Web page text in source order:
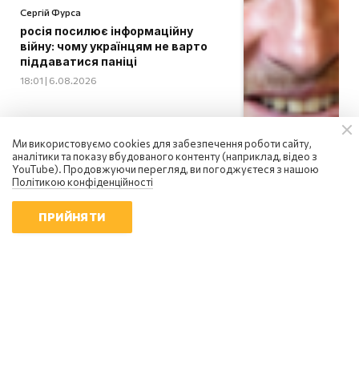
Сергій Фурса
росія посилює інформаційну
війну: чому українцям не варто
піддаватися паніці
18:01 | 6.08.2026
Ми використовуємо cookies для забезпечення роботи сайту,
аналітики та показу вбудованого контенту (наприклад, відео з
YouTube). Продовжуючи перегляд, ви погоджуєтеся з нашою
Політикою конфіденційності
ПРИЙНЯТИ